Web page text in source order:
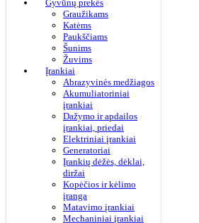
Gyvūnų prekės
Graužikams
Katėms
Paukščiams
Šunims
Žuvims
Įrankiai
Abrazyvinės medžiagos
Akumuliatoriniai
įrankiai
Dažymo ir apdailos
įrankiai, priedai
Elektriniai įrankiai
Generatoriai
Įrankių dėžės, dėklai,
diržai
Kopėčios ir kėlimo
įranga
Matavimo įrankiai
Mechaniniai įrankiai